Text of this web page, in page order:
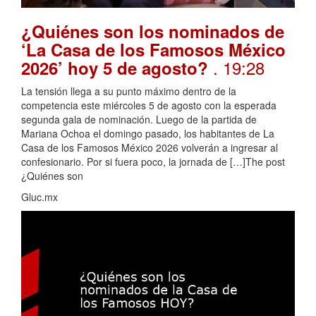
¿Quiénes son los nominados de
‘La Casa de los Famosos México
2026’ hoy 5 de agosto? . 19:28
La tensión llega a su punto máximo dentro de la
competencia este miércoles 5 de agosto con la esperada
segunda gala de nominación. Luego de la partida de
Mariana Ochoa el domingo pasado, los habitantes de La
Casa de los Famosos México 2026 volverán a ingresar al
confesionario. Por si fuera poco, la jornada de […]The post
¿Quiénes son
Gluc.mx